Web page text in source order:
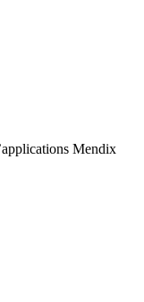
Mendix